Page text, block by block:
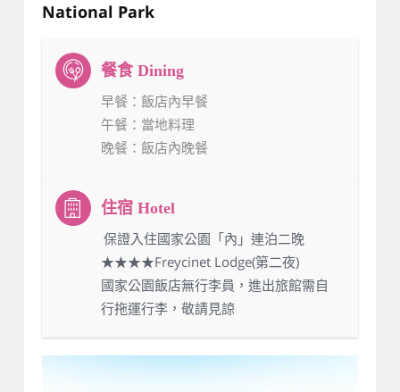
National Park
早餐 ：飯店內早餐
午餐 ：當地料理
晚餐 ：飯店內晚餐
：保證入住國家公園「內」連泊二晚
★★★★Freycinet Lodge(第二夜)
國家公園飯店無行李員，進出旅館需自
行拖運行李，敬請見諒